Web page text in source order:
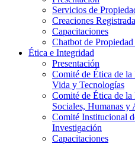
Servicios de
Creaciones
Capacitaciones
Chatbot de
Ética e Integridad
Presentación
Comité de Ética de la
Vida y Tecnologías
Comité de Ética de
Sociales, Humanas y
Comité Institucional
Investigación
Capacitaciones